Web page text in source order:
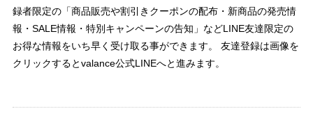
録者限定の「商品販売や割引きクーポンの配布・新商品の発売情
報・SALE情報・特別キャンペーンの告知」などLINE友達限定の
お得な情報をいち早く受け取る事ができます。 友達登録は画像を
クリックするとvalance公式LINEへと進みます。